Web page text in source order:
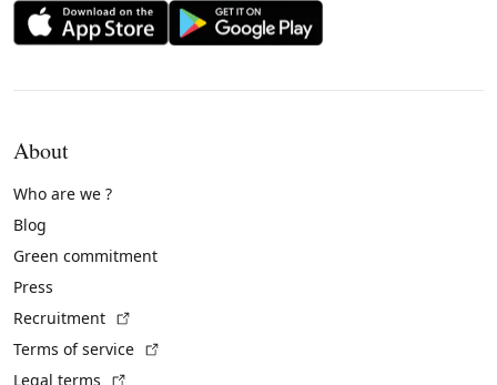
About
Who are we ?
Blog
Green commitment
Press
Recruitment
Terms of service
Legal terms